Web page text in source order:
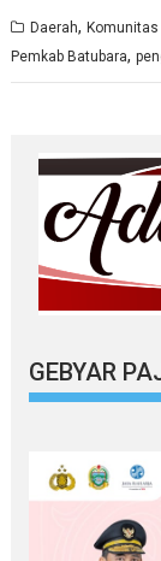
Daerah,Komunitas
Pemkab Batubara,
GEBYAR